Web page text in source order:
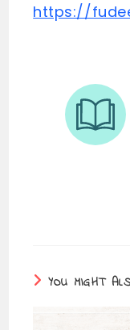
https://
YOU MIGHT